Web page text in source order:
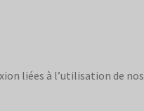
liées à l’utilisation de nos